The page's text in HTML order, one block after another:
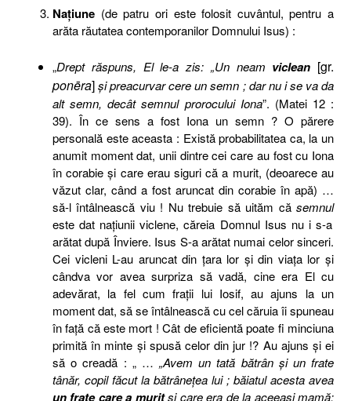
Naţiune (de patru ori este folosit cuvântul, pentru a
arăta răutatea contemporanilor Domnului Isus) :
„Drept răspuns, El le-a zis: „Un neam viclean [gr.
ponēra]şi preacurvar cere un semn ; dar nu i se va da
alt semn, decât semnul prorocului Iona”. (Matei 12 :
39). În ce sens a fost Iona un semn ? O părere
personală este aceasta : Există probabilitatea ca, la un
anumit moment dat, unii dintre cei care au fost cu Iona
în corabie şi care erau siguri că a murit, (deoarece au
văzut clar, când a fost aruncat din corabie în apă) …
să-l întâlnească viu ! Nu trebuie să uităm că semnul
este dat naţiunii viclene, căreia Domnul Isus nu i s-a
arătat după Înviere. Isus S-a arătat numai celor sinceri.
Cei vicleni L-au aruncat din ţara lor şi din viaţa lor şi
cândva vor avea surpriza să vadă, cine era El cu
adevărat, la fel cum fraţii lui Iosif, au ajuns la un
moment dat, să se întâlnească cu cel căruia îi spuneau
în faţă că este mort ! Cât de eficientă poate fi minciuna
primită în minte şi spusă celor din jur !? Au ajuns şi ei
să o creadă : „ … „Avem un tată bătrân şi un frate
tânăr, copil făcut la bătrâneţea lui ; băiatul acesta avea
un frate care a muritşi care era de la aceeaşi mamă;